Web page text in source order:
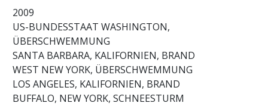
2009
US-BUNDESSTAAT WASHINGTON,
ÜBERSCHWEMMUNG
SANTA BARBARA, KALIFORNIEN, BRAND
WEST NEW YORK, ÜBERSCHWEMMUNG
LOS ANGELES, KALIFORNIEN, BRAND
BUFFALO, NEW YORK, SCHNEESTURM